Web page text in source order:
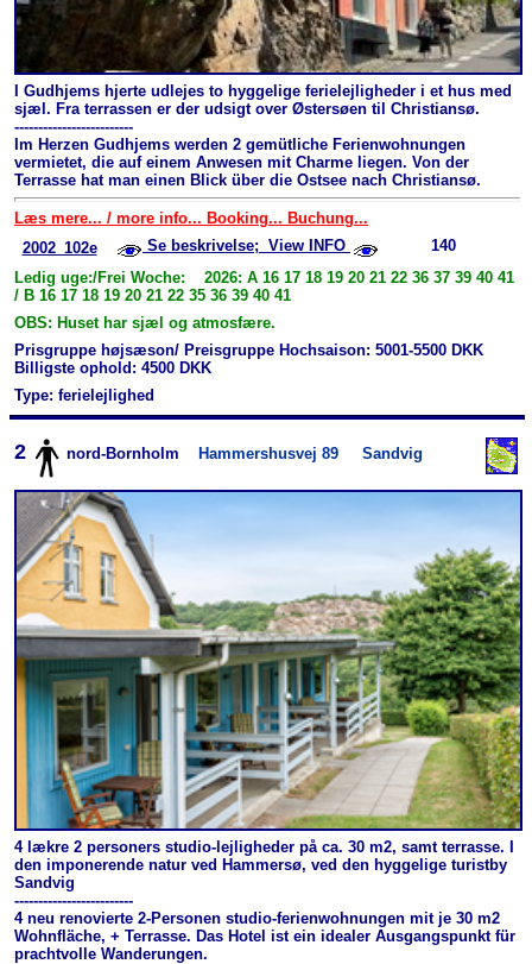
I Gudhjems hjerte udlejes to hyggelige ferielejligheder i et hus med
sjæl. Fra terrassen er der udsigt over Østersøen til Christiansø.
-------------------------
Im Herzen Gudhjems werden 2 gemütliche Ferienwohnungen
vermietet, die auf einem Anwesen mit Charme liegen. Von der
Terrasse hat man einen Blick über die Ostsee nach Christiansø.
Læs mere... / more info... Booking... Buchung...
2002_102e
Se beskrivelse; View INFO
140
Ledig uge:/Frei Woche: 2026: A 16 17 18 19 20 21 22 36 37 39 40 41
/ B 16 17 18 19 20 21 22 35 36 39 40 41
OBS: Huset har sjæl og atmosfære.
Prisgruppe højsæson/ Preisgruppe Hochsaison: 5001-5500 DKK
Billigste ophold: 4500 DKK
Type: ferielejlighed
2 nord-Bornholm Hammershusvej 89 Sandvig
4 lækre 2 personers studio-lejligheder på ca. 30 m2, samt terrasse. I
den imponerende natur ved Hammersø, ved den hyggelige turistby
Sandvig
-------------------------
4 neu renovierte 2-Personen studio-ferienwohnungen mit je 30 m2
Wohnfläche, + Terrasse. Das Hotel ist ein idealer Ausgangspunkt für
prachtvolle Wanderungen.